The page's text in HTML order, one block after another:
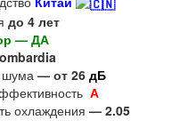
до 4 лет
— ДА
шума— от 26 дБ
А
охлаждения — 2.05